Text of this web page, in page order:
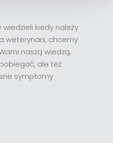
kiedy należy
weterynarii, chcemy
naszą wiedzą,
ale też
symptomy